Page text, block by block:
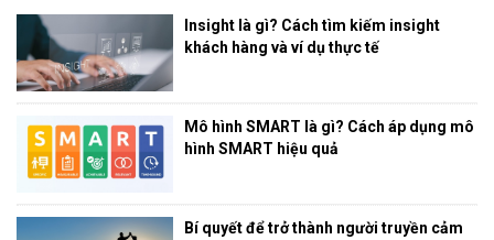
Insight là gì? Cách tìm kiếm insight
khách hàng và ví dụ thực tế
Mô hình SMART là gì? Cách áp dụng mô
hình SMART hiệu quả
Bí quyết để trở thành người truyền cảm